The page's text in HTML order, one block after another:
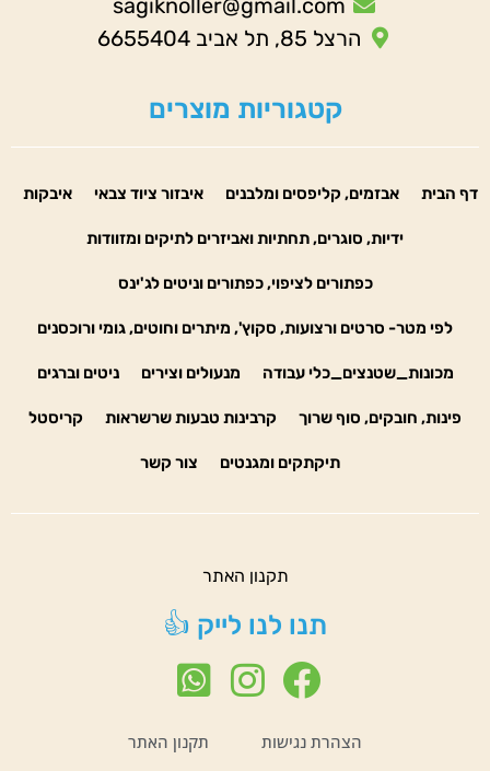
הרצל 85, תל אביב 6655404
קטגוריות מוצרים
דף הבית אבזמים, קליפסים ומלבנים איבזור ציוד צבאי איבקות
ידיות, סוגרים, תחתיות ואביזרים לתיקים ומזוודות
כפתורים לציפוי, כפתורים וניטים לג'ינס
לפי מטר- סרטים ורצועות, סקוץ', מיתרים וחוטים, גומי ורוכסנים
מכונות_שטנצים_כלי עבודה מנעולים וצירים ניטים וברגים
פינות, חובקים, סוף שרוך קרבינות טבעות שרשראות קריסטל
תיקתקים ומגנטים צור קשר
תקנון האתר
תנו לנו לייק 👍
הצהרת נגישות תקנון האתר